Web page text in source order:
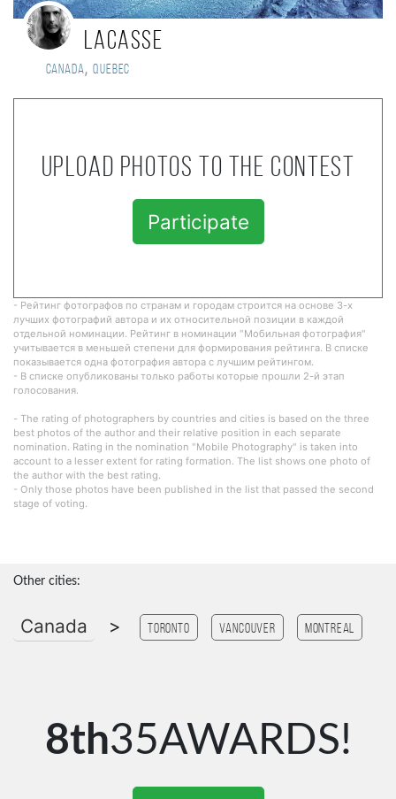
Lacasse
Canada, Quebec
Upload photos to the contest
Participate
- Рейтинг фотографов по странам и городам строится на основе 3-х
лучших фотографий автора и их относительной позиции в каждой
отдельной номинации. Рейтинг в номинации "Мобильная фотография"
учитывается в меньшей степени для формирования рейтинга. В списке
показывается одна фотография автора с лучшим рейтингом.
- В списке опубликованы только работы которые прошли 2-й этап
голосования.
- The rating of photographers by countries and cities is based on the three
best photos of the author and their relative position in each separate
nomination. Rating in the nomination "Mobile Photography" is taken into
account to a lesser extent for rating formation. The list shows one photo of
the author with the best rating.
- Only those photos have been published in the list that passed the second
stage of voting.
Other cities:
Canada > Toronto Vancouver Montreal
8th35AWARDS!